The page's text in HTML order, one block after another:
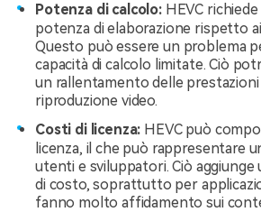
Potenza di calcolo:HEVC
potenza di elaborazione rispetto
Questo può essere un problema
capacità di calcolo limitate. Ciò
un rallentamento delle
riproduzione video.
Costi di licenza: HEVC può
licenza, il che può rappresentare
utenti e sviluppatori. Ciò
di costo, soprattutto per
fanno molto affidamento sui